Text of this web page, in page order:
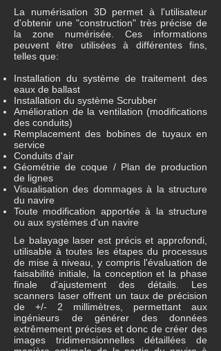
La numérisation 3D permet à l'utilisateur
d'obtenir une "construction" très précise de
la zone numérisée. Ces informations
peuvent être utilisées à différentes fins,
telles que:
Installation du système de traitement des
eaux de ballast
Installation du système Scrubber
Amélioration de la ventilation (modifications
des conduits)
Remplacement des bobines de tuyaux en
service
Conduits d'air
Géométrie de coque / Plan de production
de lignes
Visualisation des dommages à la structure
du navire
Toute modification apportée à la structure
ou aux systèmes d'un navire
Le balayage laser est précis et approfondi,
utilisable à toutes les étapes du processus
de mise à niveau, y compris l'évaluation de
faisabilité initiale, la conception et la phase
finale d'ajustement des détails. Les
scanners laser offrent un taux de précision
de +/- 2 millimètres, permettant aux
ingénieurs de générer des données
extrêmement précises et donc de créer des
images tridimensionnelles détaillées de